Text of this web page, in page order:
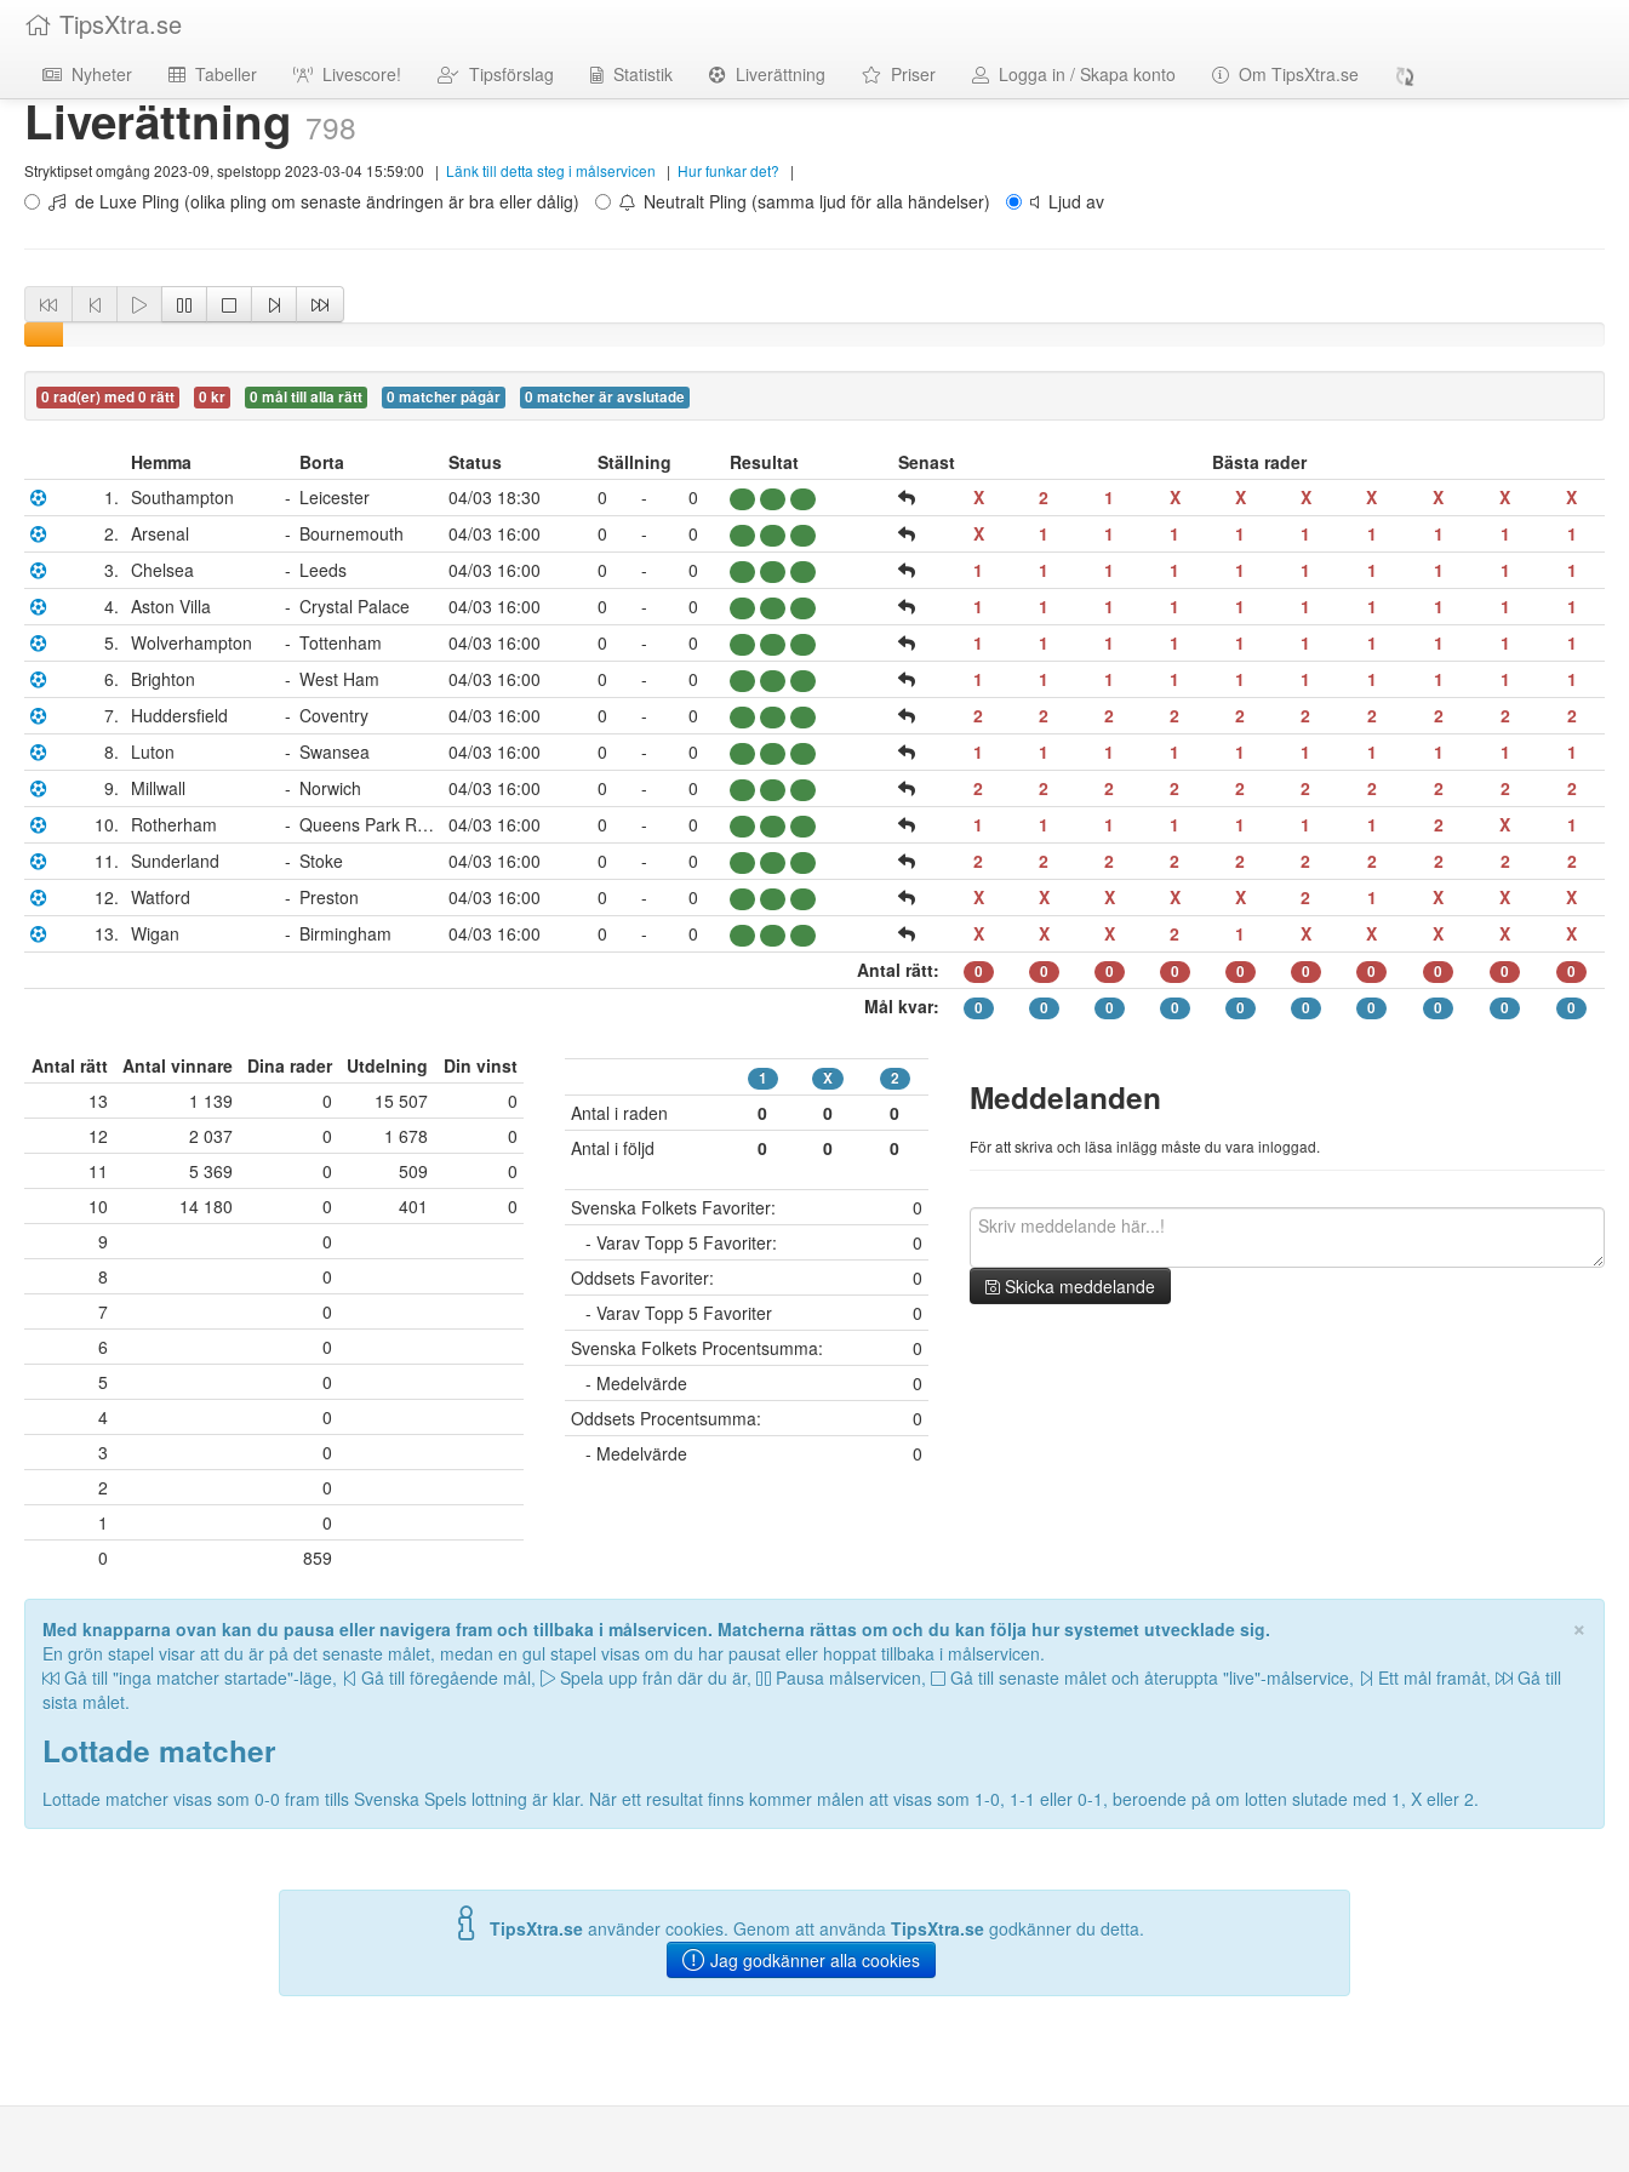
TipsXtra.se
Nyheter Tabeller Livescore! Tipsförslag Statistik Liverättning Priser Logga in / Skapa konto Om TipsXtra.se
Liverättning798
Stryktipset omgång 2023-09, spelstopp 2023-03-04 15:59:00 | Länk till detta steg i målservicen | Hur funkar det? |
de Luxe Pling (olika pling om senaste ändringen är bra eller dålig) Neutralt Pling (samma ljud för alla händelser) Ljud av
0 rad(er) med 0 rätt 0 kr 0 mål till alla rätt 0 matcher pågår 0 matcher är avslutade
Hemma Borta Status Ställning Resultat Senast
Bästa rader
1. Southampton - Leicester 04/03 18:30 0 - 0 X 2 1 X X X X X X
X
2. Arsenal - Bournemouth 04/03 16:00 0 - 0 X 1 1 1 1 1 1 1 1
1
3. Chelsea - Leeds 04/03 16:00 0 - 0 1 1 1 1 1 1 1 1 1
1
4. Aston Villa - Crystal Palace 04/03 16:00 0 - 0 1 1 1 1 1 1 1 1 1
1
5. Wolverhampton - Tottenham 04/03 16:00 0 - 0 1 1 1 1 1 1 1 1 1
1
6. Brighton - West Ham 04/03 16:00 0 - 0 1 1 1 1 1 1 1 1 1
1
7. Huddersfield - Coventry 04/03 16:00 0 - 0 2 2 2 2 2 2 2 2 2
2
8. Luton - Swansea 04/03 16:00 0 - 0 1 1 1 1 1 1 1 1 1
1
9. Millwall - Norwich 04/03 16:00 0 - 0 2 2 2 2 2 2 2 2 2
2
10. Rotherham - Queens Park Rangers 04/03 16:00 0 - 0 1 1 1 1 1 1 1 2 X
1
11. Sunderland - Stoke 04/03 16:00 0 - 0 2 2 2 2 2 2 2 2 2
2
12. Watford - Preston 04/03 16:00 0 - 0 X X X X X 2 1 X X
X
13. Wigan - Birmingham 04/03 16:00 0 - 0 X X X 2 1 X X X X
X
Antal rätt:
0 0 0 0 0 0 0 0 0 0
Mål kvar: 0 0 0 0 0 0 0 0 0 0
Antal rätt Antal vinnare Dina rader Utdelning
Din vinst
13
1 139 0 15 507
0
12
2 037 0 1 678
0
11
5 369 0 509
0
10
14 180 0 401
0
9
0
8
0
7
0
6
0
5
0
4
0
3
0
2
0
1
0
0
859
1 X 2
Antal i raden 0 0
0
Antal i följd
0 0 0
Svenska Folkets Favoriter:
0
- Varav Topp 5 Favoriter:
0
Oddsets Favoriter:
0
- Varav Topp 5 Favoriter
0
Svenska Folkets Procentsumma:
0
- Medelvärde
0
Oddsets Procentsumma:
0
- Medelvärde
0
Meddelanden
För att skriva och läsa inlägg måste du vara inloggad.
Skicka meddelande
×
Med knapparna ovan kan du pausa eller navigera fram och tillbaka i målservicen. Matcherna rättas om och du kan följa hur systemet utvecklade sig.
En grön stapel visar att du är på det senaste målet, medan en gul stapel visas om du har pausat eller hoppat tillbaka i målservicen.
Gå till "inga matcher startade"-läge,
Gå till föregående mål, Spela upp från där du är, Pausa målservicen, Gå till senaste målet och återuppta "live"-målservice, Ett mål framåt,
Gå till
sista målet.
Lottade matcher
Lottade matcher visas som 0-0 fram tills Svenska Spels lottning är klar. När ett resultat finns kommer målen att visas som 1-0, 1-1 eller 0-1, beroende på om lotten slutade med 1, X eller 2.
TipsXtra.se använder cookies. Genom att användaTipsXtra.se godkänner du detta.
Jag godkänner alla cookies